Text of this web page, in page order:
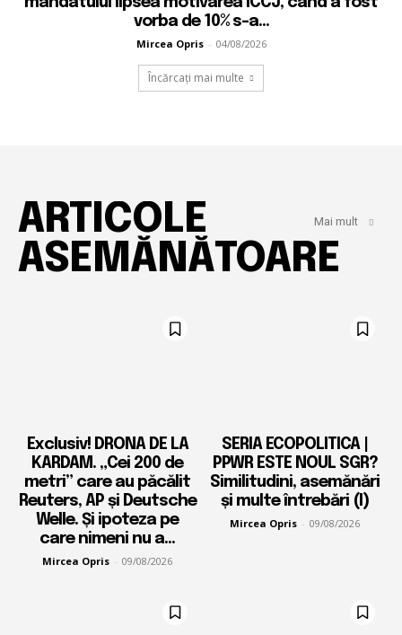
vorba de 10% s-a...
Mircea Opris - 04/08/2026
Încărcați mai multe
ARTICOLE
ASEMĂNĂTOARE
Mai mult
Exclusiv! DRONA DE LA
KARDAM. „Cei 200 de
metri” care au păcălit
Reuters, AP și Deutsche
Welle. Și ipoteza pe
care nimeni nu a...
Mircea Opris - 09/08/2026
SERIA ECOPOLITICA |
PPWR ESTE NOUL SGR?
Similitudini, asemănări
și multe întrebări (I)
Mircea Opris - 09/08/2026